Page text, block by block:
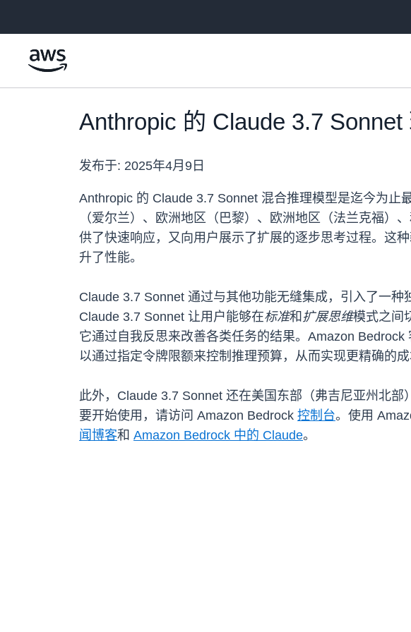
Anthropic 的 Claude 3.7
发布于: 2025年4月9日
Anthropic 的 Claude 3.7 Sonnet 混合推理模型是迄今为
（爱尔兰）、欧洲地区（巴黎）、欧洲地区（法兰克福）
供了快速响应，又向用户展示了扩展的逐步思考过程。这
升了性能。
Claude 3.7 Sonnet 通过与其他功能无缝集成，引入了一
Claude 3.7 Sonnet 让用户能够在标准和 扩展思维模式之间
它通过自我反思来改善各类任务的结果。Amazon
以通过指定令牌限额来控制推理预算，从而实现更精确的成
此外，Claude 3.7 Sonnet 还在美国东部（弗吉尼亚州北
要开始使用，请访问 Amazon Bedrock 控制台。使用
闻博客和 Amazon Bedrock 中的 Claude。